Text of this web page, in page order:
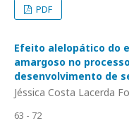
PDF
Efeito alelopático do
amargoso no
desenvolvimento de
Jéssica Costa Lacerda
63 - 72